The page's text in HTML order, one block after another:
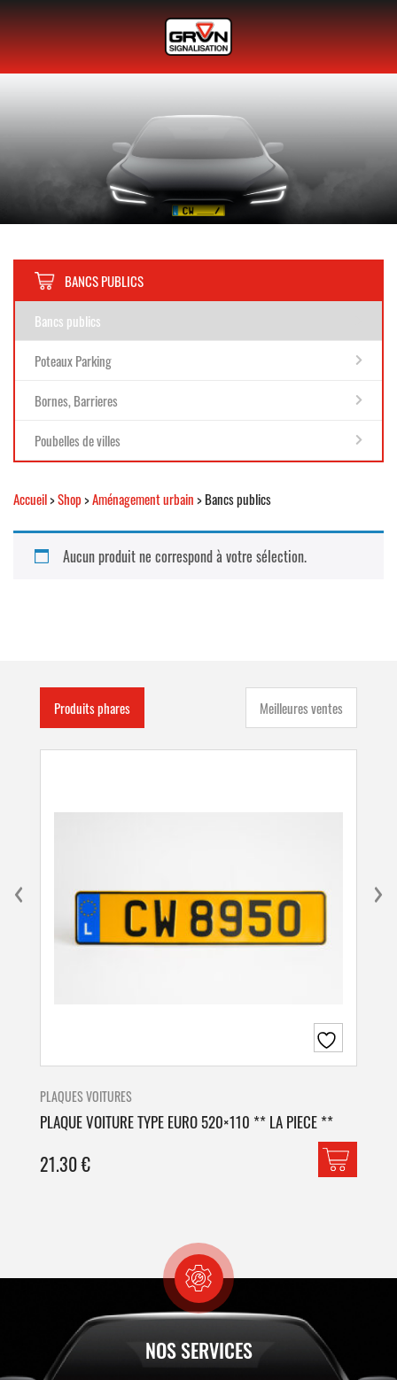
BANCS PUBLICS
Bancs publics
Poteaux Parking
Bornes, Barrieres
Poubelles de villes
Accueil>Shop>Aménagement urbain> Bancs publics
Aucun produit ne correspond à votre sélection.
Produits phares Meilleures ventes
PLAQUES VOITURES
PLAQUE VOITURE TYPE EURO 520×110 ** LA PIECE **
21.30€
NOS SERVICES